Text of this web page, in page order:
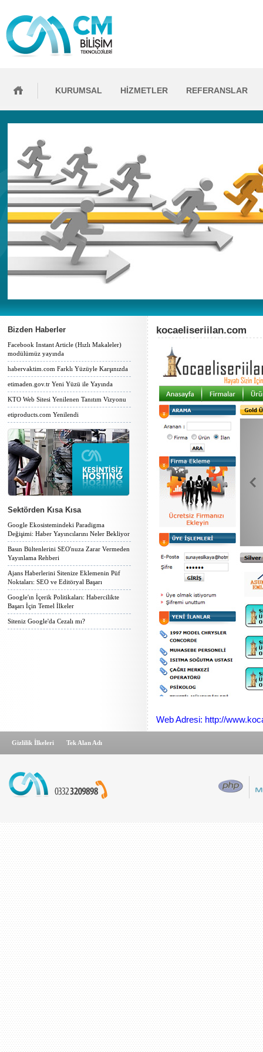
KURUMSAL HİZMETLER REFERANSLAR
Bizden Haberler
Facebook Instant Article (Hızlı Makaleler)
modülümüz yayında
habervaktim.com Farklı Yüzüyle Karşınızda
etimaden.gov.tr Yeni Yüzü ile Yayında
KTO Web Sitesi Yenilenen Tanıtım Vizyonu
etiproducts.com Yenilendi
Sektörden Kısa Kısa
Google Ekosistemindeki Paradigma
Değişimi: Haber Yayıncılarını Neler Bekliyor
Basın Bültenlerini SEO'nuza Zarar Vermeden
Yayınlama Rehberi
Ajans Haberlerini Sitenize Eklemenin Püf
Noktaları: SEO ve Editöryal Başarı
Google'ın İçerik Politikaları: Habercilikte
Başarı İçin Temel İlkeler
Siteniz Google'da Cezalı mı?
kocaeliseriilan.com
Web Adresi: http://
Gizlilik İlkeleri Tek Alan Adı